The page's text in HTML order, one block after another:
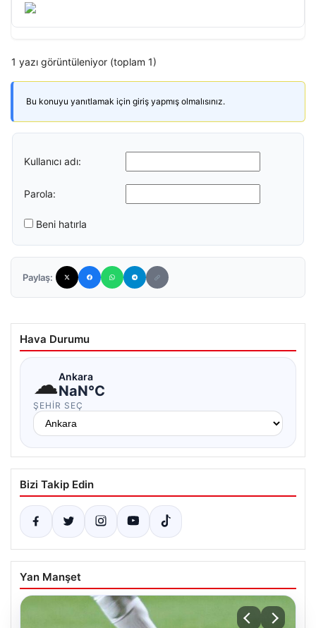
1 yazı görüntüleniyor (toplam 1)
Bu konuyu yanıtlamak için giriş yapmış olmalısınız.
Kullanıcı adı:
Parola:
Beni hatırla
Paylaş:
Hava Durumu
☁Ankara
NaN°C
ŞEHIR SEÇ
Bizi Takip Edin
Yan Manşet